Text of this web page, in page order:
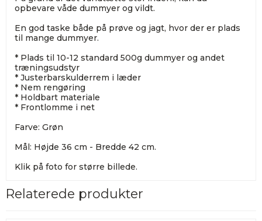
opbevare våde dummyer og vildt.
En god taske både på prøve og jagt, hvor der er plads
til mange dummyer.
* Plads til 10-12 standard 500g dummyer og andet
træningsudstyr
* Justerbarskulderrem i læder
* Nem rengøring
* Holdbart materiale
* Frontlomme i net
Farve: Grøn
Mål: Højde 36 cm - Bredde 42 cm.
Klik på foto for større billede.
Relaterede produkter